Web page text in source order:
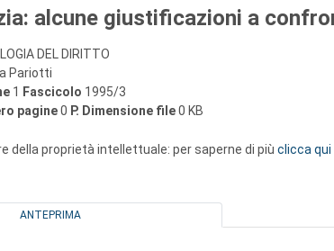
alcune giustificazioni a
DEL DIRITTO
Pariotti
1 Fascicolo 1995/3
pagine0 P. Dimensione file0 KB
della proprietà intellettuale: per saperne di più clicca qui
ANTEPRIMA